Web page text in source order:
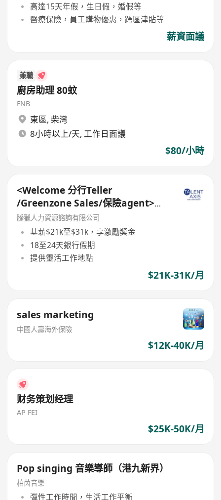
高達15天年假，生日假，婚假等
醫療保險，員工購物優惠，跨區津貼等
薪資面議
兼職
廚房助理 80蚊
FNB
東區, 柴灣
8小時以上/天, 工作日面議
$80/小時
<Welcome 分行Teller
/Greenzone Sales/保險agent>
General Banking Manager
騰獵人力資源諮詢有限公司
基薪$21k至$31k，享激勵獎金
18至24天銀行假期
提供靈活工作地點
$21K-31K/月
sales marketing
中國人壽海外保險
$12K-40K/月
财务策划经理
AP FEI
$25K-50K/月
Pop singing 音樂導師（港九新界）
柏茵音樂
彈性工作時間，生活工作平衡